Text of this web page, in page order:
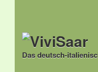
Das deutsch-